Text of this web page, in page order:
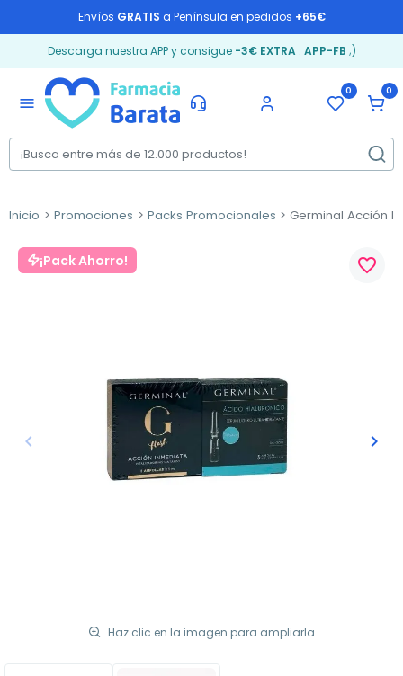
Envíos GRATIS a Península en pedidos +65€
Descarga nuestra APP y consigue -3€ EXTRA: APP-FB ;)
menu
0 0
Inicio Promociones Packs Promocionales Germinal Acción
¡Pack Ahorro!
Anterior
keyboard_arrow_left keyboard_arrow_right
Haz clic en la imagen para ampliarla
favorite_border